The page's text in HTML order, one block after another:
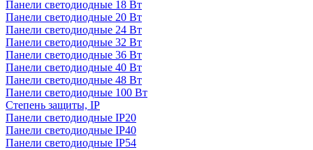
Панели светодиодные 18 Вт
Панели светодиодные 20 Вт
Панели светодиодные 24 Вт
Панели светодиодные 32 Вт
Панели светодиодные 36 Вт
Панели светодиодные 40 Вт
Панели светодиодные 48 Вт
Панели светодиодные 100 Вт
Степень защиты, IP
Панели светодиодные IP20
Панели светодиодные IP40
Панели светодиодные IP54